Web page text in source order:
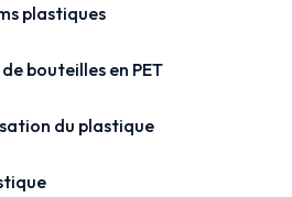
plastiques
bouteilles en PET
du plastique